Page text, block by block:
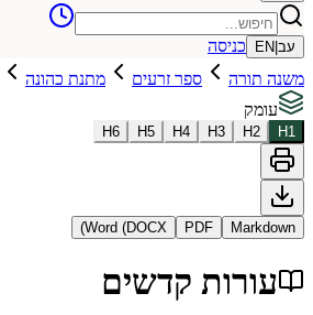
עב EN
כניסה
משנה תורה
ספר זרעים מתנת כהונה
עומק
H1
H2
H3
H4
H5
H6
Markdown
PDF
Word (DOCX)
עורות קדשים